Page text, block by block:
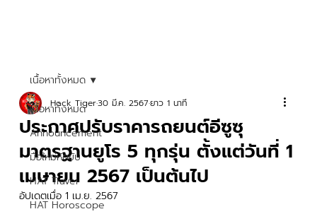
เนื้อหาทั้งหมด
Announcement
มือใหม่หัดขับ
HAT Travel
HAT Horoscope
เนื้อหาทั้งหมด
ประกาศปรับราคารถยนต์อีซูซุ
มาตรฐานยูโร 5 ทุกรุ่น ตั้งแต่วันที่ 1
เมษายน 2567 เป็นต้นไป
Hock Tiger30 มี.ค. 2567ยาว 1 นาที
อัปเดตเมื่อ 1 เม.ย. 2567